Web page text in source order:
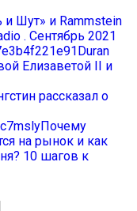
и Шут» и Rammstein
. Сентябрь 2021
Duran
Елизаветой II и
рассказал о
Почему
на рынок и как
10 шагов к